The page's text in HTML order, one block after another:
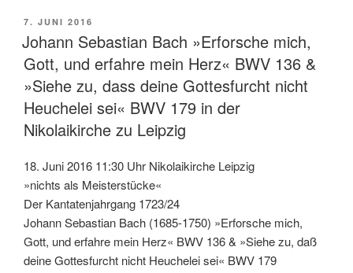
VERÖFFENTLICHT
AM
7. JUNI 2016
Johann Sebastian Bach »Erforsche mich,
Gott, und erfahre mein Herz« BWV 136 &
»Siehe zu, dass deine Gottesfurcht nicht
Heuchelei sei« BWV 179 in der
Nikolaikirche zu Leipzig
18. Juni 2016 11:30 Uhr Nikolaikirche Leipzig
»nichts als Meisterstücke«
Der Kantatenjahrgang 1723/24
Johann Sebastian Bach (1685-1750) »Erforsche mich,
Gott, und erfahre mein Herz« BWV 136 & »Siehe zu, daß
deine Gottesfurcht nicht Heuchelei sei« BWV 179